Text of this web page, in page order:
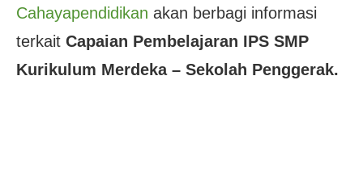
Cahayapendidikan akan berbagi informasi
terkait Capaian Pembelajaran IPS SMP
Kurikulum Merdeka – Sekolah Penggerak.